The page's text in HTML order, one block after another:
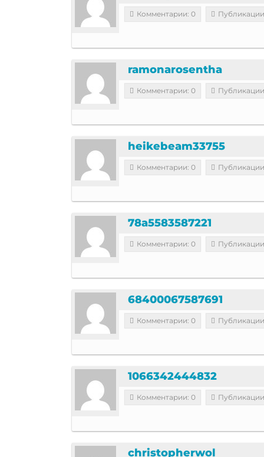
Комментарии: 0
ramonarosentha
Комментарии: 0
heikebeam33755
Комментарии: 0
78a5583587221
Комментарии: 0
68400067587691
Комментарии: 0
1066342444832
Комментарии: 0
christopherwol